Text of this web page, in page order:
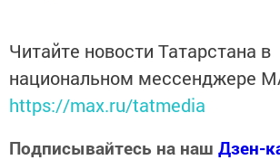
Читайте новости Татарстана в
национальном мессенджере
https://max.ru/tatmedia
Подписывайтесь на наш Дзен-